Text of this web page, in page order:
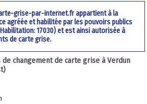
grise-par-internet.fr appartient à la
agréée et habilitée par les pouvoirs publics
Habilitation: 17030) et est ainsi autorisée à
de carte grise.
de changement de carte grise à Verdun